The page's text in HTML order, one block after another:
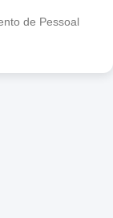
de Pessoal